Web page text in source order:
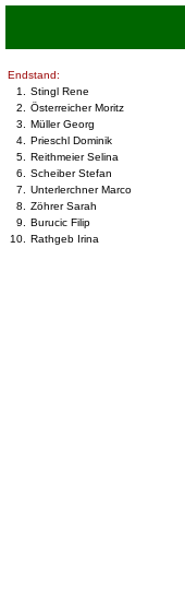
Endstand:
1.
Stingl Rene
2.
Österreicher Moritz
3.
Müller Georg
4.
Prieschl Dominik
5.
Reithmeier Selina
6.
Scheiber Stefan
7.
Unterlerchner Marco
8.
Zöhrer Sarah
9.
Burucic Filip
10.
Rathgeb Irina